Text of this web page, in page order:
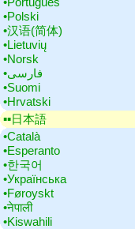
•‎Polski
•‎汉语(简体)
•‎Lietuvių
•‎Norsk
•‎فارسی
•‎Suomi
•‎Hrvatski
▪▪‎日本語
•‎Català
•‎Esperanto
•‎한국어
•‎Українська
•‎Føroyskt
•‎नेपाली
•‎Kiswahili